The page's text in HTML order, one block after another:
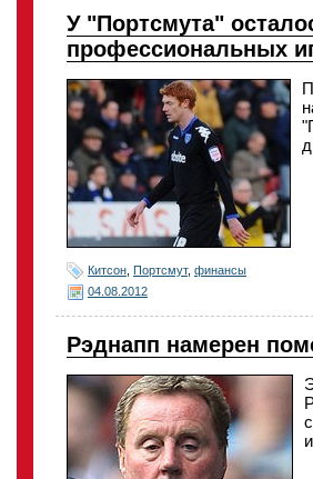
У "Портсмута"
профессиональных
Китсон Портсмут, финансы
04.08.2012
Рэднапп намерен